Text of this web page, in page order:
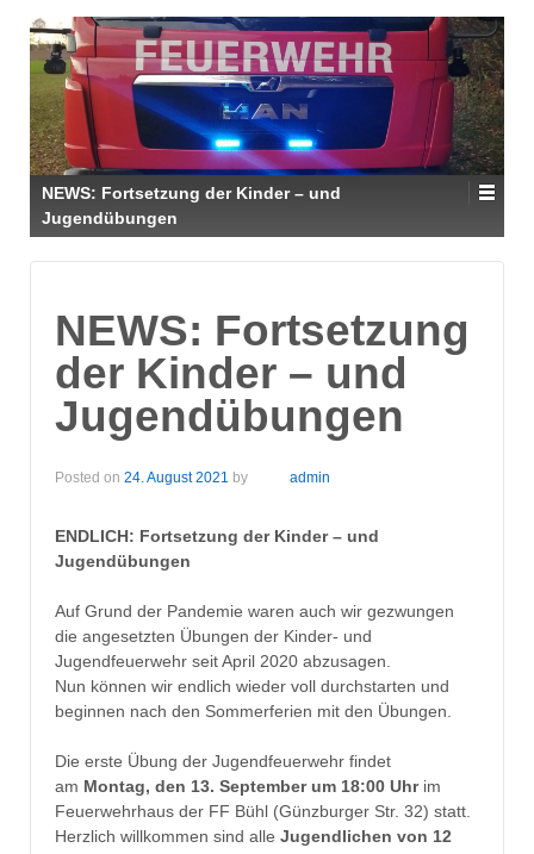
NEWS: Fortsetzung der Kinder – und
Jugendübungen
NEWS: Fortsetzung
der Kinder – und
Jugendübungen
Posted on 24. August 2021 by admin
ENDLICH: Fortsetzung der Kinder – und
Jugendübungen
Auf Grund der Pandemie waren auch wir gezwungen
die angesetzten Übungen der Kinder- und
Jugendfeuerwehr seit April 2020 abzusagen.
Nun können wir endlich wieder voll durchstarten und
beginnen nach den Sommerferien mit den Übungen.
Die erste Übung der Jugendfeuerwehr findet
am Montag, den 13. September um 18:00 Uhrim
Feuerwehrhaus der FF Bühl (Günzburger Str. 32) statt.
Herzlich willkommen sind alle Jugendlichen von 12